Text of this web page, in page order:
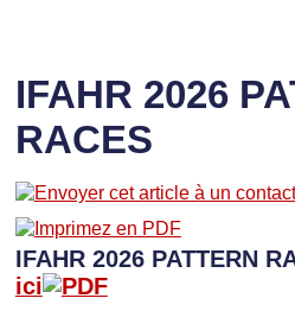
IFAHR 2026
RACES
IFAHR 2026 PATTERN
ici